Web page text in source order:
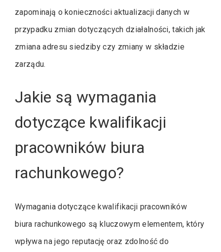
zapominają o konieczności aktualizacji danych w
przypadku zmian dotyczących działalności, takich jak
zmiana adresu siedziby czy zmiany w składzie
zarządu.
Jakie są wymagania
dotyczące kwalifikacji
pracowników biura
rachunkowego?
Wymagania dotyczące kwalifikacji pracowników
biura rachunkowego są kluczowym elementem, który
wpływa na jego reputację oraz zdolność do